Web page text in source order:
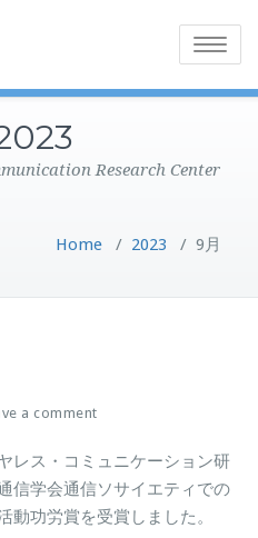
Toggle
Research Center
Home / 2023 / 9月
a comment
レス・コミュニケーション研
信学会通信ソサイエティでの
動功労賞を受賞しました。